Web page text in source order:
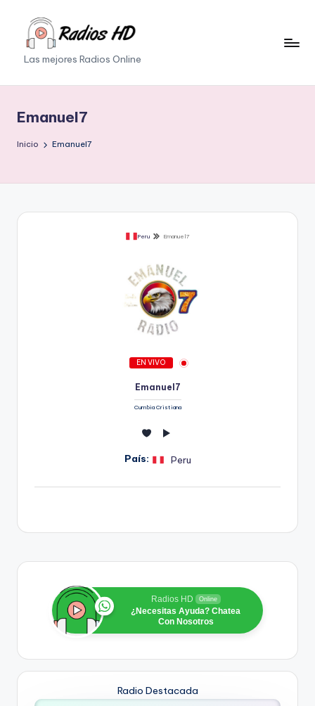
Saltar
contenidoLas mejores Radios Online
Emanuel7
Inicio Emanuel7
Peru Emanuel7
EN VIVO
Emanuel7
Cumbia Cristiana
País: Peru
Radios HD Online
¿Necesitas Ayuda? Chatea
Con Nosotros
Radio Destacada